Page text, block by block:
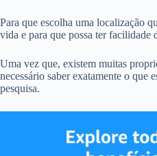
Para que escolha uma localização
vida e para que possa ter facilidade
Uma vez que, existem muitas
necessário saber exatamente o que
pesquisa.